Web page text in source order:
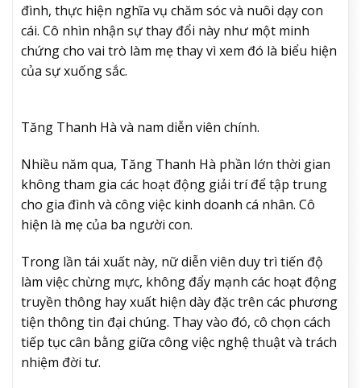
đình, thực hiện nghĩa vụ chăm sóc và nuôi dạy con
cái. Cô nhìn nhận sự thay đổi này như một minh
chứng cho vai trò làm mẹ thay vì xem đó là biểu hiện
của sự xuống sắc.
Tăng Thanh Hà và nam diễn viên chính.
Nhiều năm qua, Tăng Thanh Hà phần lớn thời gian
không tham gia các hoạt động giải trí để tập trung
cho gia đình và công việc kinh doanh cá nhân. Cô
hiện là mẹ của ba người con.
Trong lần tái xuất này, nữ diễn viên duy trì tiến độ
làm việc chừng mực, không đẩy mạnh các hoạt động
truyền thông hay xuất hiện dày đặc trên các phương
tiện thông tin đại chúng. Thay vào đó, cô chọn cách
tiếp tục cân bằng giữa công việc nghệ thuật và trách
nhiệm đời tư.